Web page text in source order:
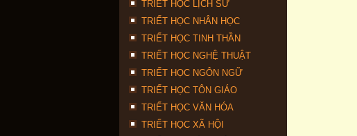
TRIẾT HỌC LỊCH SỬ
TRIẾT HỌC NHÂN HỌC
TRIẾT HỌC TINH THẦN
TRIẾT HỌC NGHỆ THUẬT
TRIẾT HỌC NGÔN NGỮ
TRIẾT HỌC TÔN GIÁO
TRIẾT HỌC VĂN HÓA
TRIẾT HỌC XÃ HỘI